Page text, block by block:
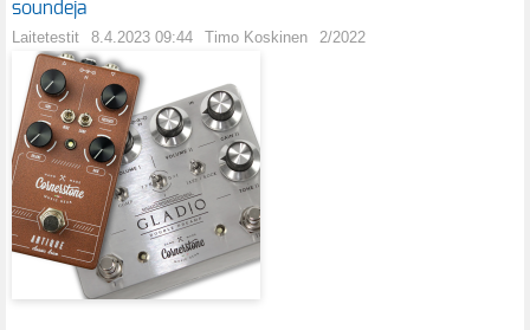
soundeja
Laitetestit 8.4.2023 09:44 Timo Koskinen 2/2022